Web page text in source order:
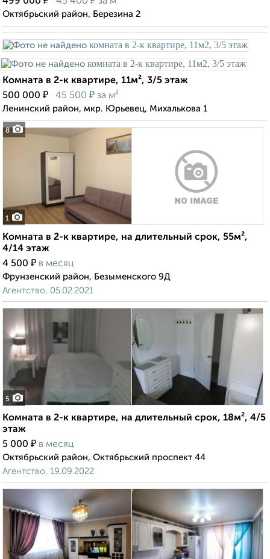
Октябрьский район, Березина 2
8
Комната в 2-к квартире, 11м², 3/5 этаж
500 000 ₽ 45 500 ₽ за м²
Ленинский район, мкр. Юрьевец, Михалькова 1
1
Комната в 2-к квартире, на длительный срок, 55м²,
4/14 этаж
4 500 ₽ в месяц
Фрунзенский район, Безыменского 9Д
Агентство, 05.02.2021
5
Комната в 2-к квартире, на длительный срок, 18м², 4/5
этаж
5 000 ₽ в месяц
Октябрьский район, Октябрьский проспект 44
Агентство, 19.09.2022